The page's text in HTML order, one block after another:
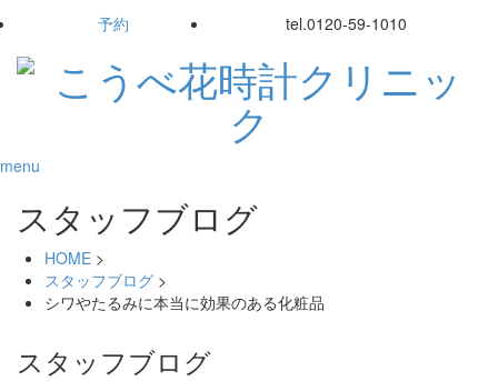
予約 tel.0120-59-1010
menu
スタッフブログ
HOME >
スタッフブログ >
シワやたるみに本当に効果のある化粧品
スタッフブログ